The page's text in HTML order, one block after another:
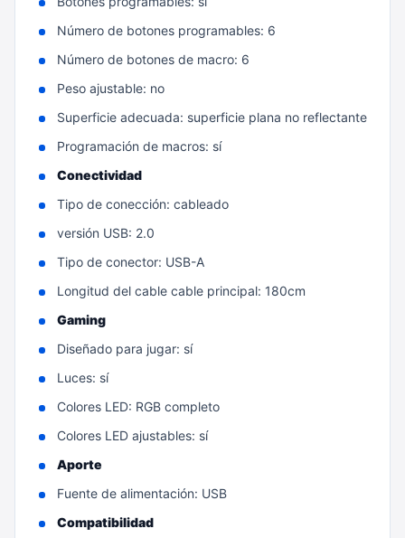
Número de botones programables: 6
Número de botones de macro: 6
Peso ajustable: no
Superficie adecuada: superficie plana no reflectante
Programación de macros: sí
Conectividad
Tipo de conección: cableado
versión USB: 2.0
Tipo de conector: USB-A
Longitud del cable cable principal: 180cm
Gaming
Diseñado para jugar: sí
Luces: sí
Colores LED: RGB completo
Colores LED ajustables: sí
Aporte
Fuente de alimentación: USB
Compatibilidad